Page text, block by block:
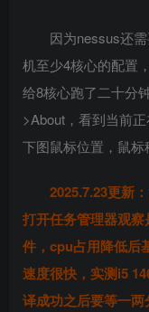
因为nessus还
机至少4核心的配置
给8核心跑了二十分
>About，看到当前
下图鼠标位置，鼠标
2025.7.23更新
打开任务管理器观
件，cpu占用降低后
速度很快，实测i5
译成功之后要等一两